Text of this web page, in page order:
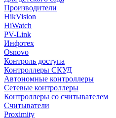
Производители
HikVision
HiWatch
PV-Link
Инфотех
Osnovo
Контроль доступа
Контроллеры СКУД
Автономные контроллеры
Сетевые контроллеры
Контроллеры со считывателем
Считыватели
Proximity